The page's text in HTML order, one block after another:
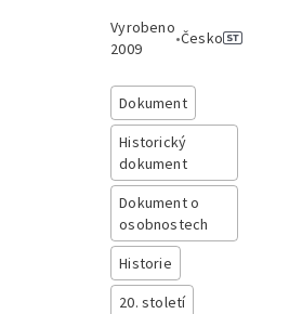
Vyrobeno
2009
•Česko
Dokument
Historický
dokument
Dokument o
osobnostech
Historie
20. století